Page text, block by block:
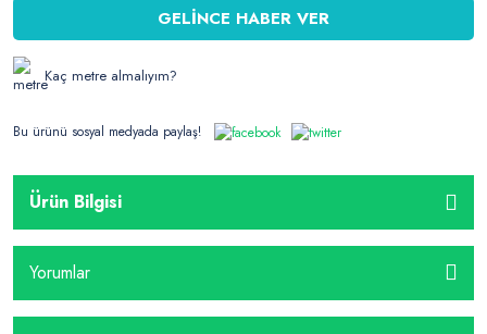
GELİNCE HABER VER
Kaç metre almalıyım?
Bu ürünü sosyal medyada paylaş!
Ürün Bilgisi
Yorumlar